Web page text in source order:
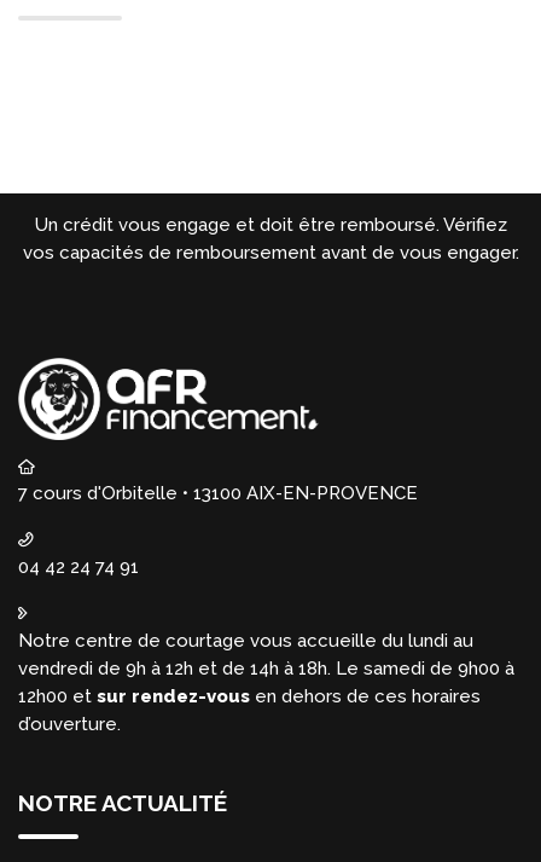
Un crédit vous engage et doit être remboursé. Vérifiez
vos capacités de remboursement avant de vous engager.
7 cours d'Orbitelle • 13100 AIX-EN-PROVENCE
04 42 24 74 91
Notre centre de courtage vous accueille du lundi au
vendredi de 9h à 12h et de 14h à 18h. Le samedi de 9h00 à
12h00 et sur rendez-vous en dehors de ces horaires
d’ouverture.
NOTRE ACTUALITÉ